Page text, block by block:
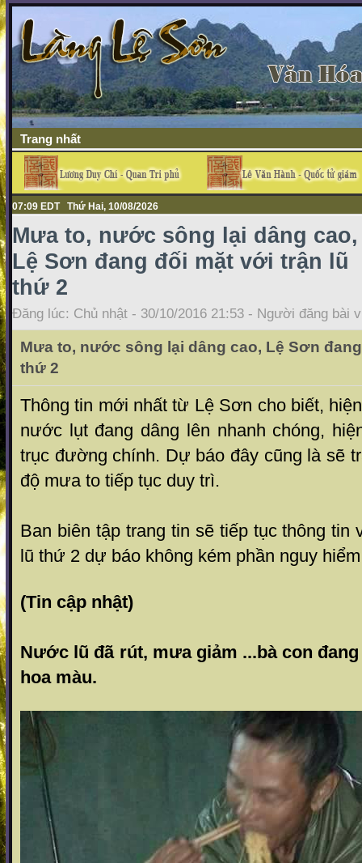
Trang nhất
07:09 EDT Thứ Hai, 10/08/2026
Mưa to, nước sông lại dâng cao,
Lệ Sơn đang đối mặt với trận lũ
thứ 2
Đăng lúc: Chủ nhật - 30/10/2016 21:53 - Người đăng bài
Mưa to, nước sông lại dâng cao, Lệ Sơn
thứ 2
Thông tin mới nhất từ Lệ Sơn cho biết,
nước lụt đang dâng lên nhanh chóng,
trục đường chính. Dự báo đây cũng là sẽ
độ mưa to tiếp tục duy trì.
Ban biên tập trang tin sẽ tiếp tục thông tin
lũ thứ 2 dự báo không kém phần nguy
(Tin cập nhật)
Nước lũ đã rút, mưa giảm ...bà con
hoa màu.